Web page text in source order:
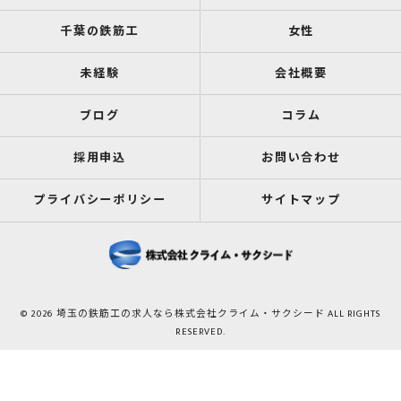
千葉の鉄筋工 女性
未経験 会社概要
ブログ コラム
採用申込 お問い合わせ
プライバシーポリシー サイトマップ
© 2026 埼玉の鉄筋工の求人なら株式会社クライム・サクシード ALL RIGHTS
RESERVED.